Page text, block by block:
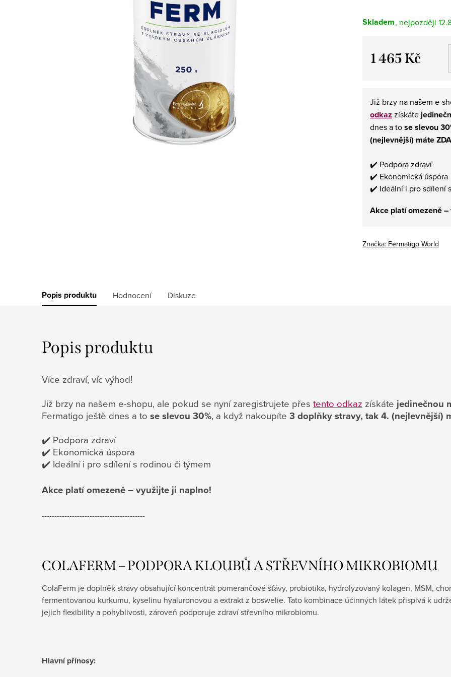
Skladem
1 465 Kč
Již brzy na našem e-
odkaz získáte
dnes a tose slevou
(nejlevnější) máte
✔️ Podpora zdraví
✔️ Ekonomická
✔️ Ideální i pro sdílení
Akce platí omezeně
Značka: Fermatigo World
Popis produktu Hodnocení Diskuze
Popis produktu
Více zdraví, víc výhod!
Již brzy na našem e-shopu, ale pokud se nyní zaregistrujete přes tento odkaz získáte jedinečnou
Fermatigo ještě dnes a to se slevou 30%, a když nakoupíte 3 doplňky stravy, tak 4. (nejlevnější)
✔️ Podpora zdraví
✔️ Ekonomická úspora
✔️ Ideální i pro sdílení s rodinou či týmem
Akce platí omezeně – využijte ji naplno!
-----------------------------------------
COLAFERM – PODPORA KLOUBŮ A STŘEVNÍHO MIKROBIOMU
ColaFerm je doplněk stravy obsahující koncentrát pomerančové šťávy, probiotika, hydrolyzovaný kolagen, MSM,
fermentovanou kurkumu, kyselinu hyaluronovou a extrakt z boswelie. Tato kombinace účinných látek přispívá k
jejich flexibility a pohyblivosti, zároveň podporuje zdraví střevního mikrobiomu.
Hlavní přínosy: